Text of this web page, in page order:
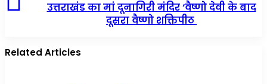
उत्तराखंड का मां दूनागिरी मंदिर ‘वैष्णो देवी के बाद
दूसरा वैष्णो शक्तिपीठ
Related Articles